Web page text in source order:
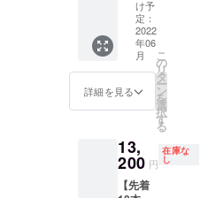
レン
ジ」を
ご確認
くださ
い。
場合、
早急に
ご連絡
致しま
す。 ※
初期不
良以外
に関す
品・返
金はお
受けい
たしか
証 ★度
数が合
わな
かった
場合、
から
１ヶ月
レンズ
度数交
換 初回
無償 [ご
で承り
ます(詳
細はお
問合せ
くださ
届け予
定]
お届け
予定 [保
証・ア
フター
す。ご
希望の
方はご
希望リ
ターン
後、
メッ
てお申
し付け
くださ
い。
の標準
レンズ
度数か
らお選
びくだ
さい。
【左右
A〜Gの
度数な
ら左右
度数違
専用
ケース
（1個）
・メガ
ネ拭き
[レンズ
度数に
には対
応して
いませ
ん。
スクエ
ア（ピ
ンク）
通常価
格
¥16,500
を 割引
価格
¥13,200
（税
込）に
てご提
供 ・
け予
定：
2022
年06
月
詳細を見る
こ
の
リ
タ
ー
ン
を
選
択
す
る
13,
200 円
在庫な
し
【先着